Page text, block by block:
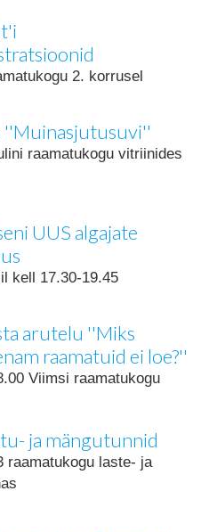
2. korrusel
raamatukogu vitriinides
UUS algajate
kell 17.30-19.45
arutelu ''Miks
raamatuid ei loe?''
Viimsi raamatukogu
ja mängutunnid
raamatukogu laste- ja